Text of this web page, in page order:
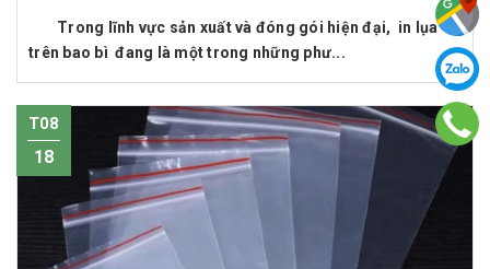
Trong lĩnh vực sản xuất và đóng gói hiện đại, in lụa
trên bao bì đang là một trong những phư...
T08
18